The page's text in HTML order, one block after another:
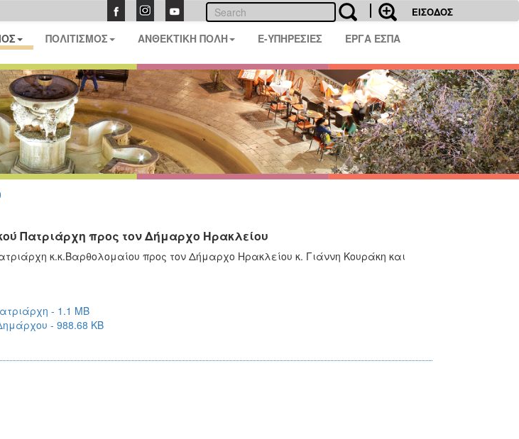
ΕΙΣΟΔΟΣ
ΠΟΛΙΤΙΣΜΟΣ ΑΝΘΕΚΤΙΚΗ ΠΟΛΗ E-ΥΠΗΡΕΣΙΕΣ ΕΡΓΑ ΕΣΠΑ
Πατριάρχη προς τον Δήμαρχο Ηρακλείου
κ.κ.Βαρθολομαίου προς τον Δήμαρχο Ηρακλείου κ. Γιάννη Κουράκη και
- 1.1 MB
- 988.68 KB